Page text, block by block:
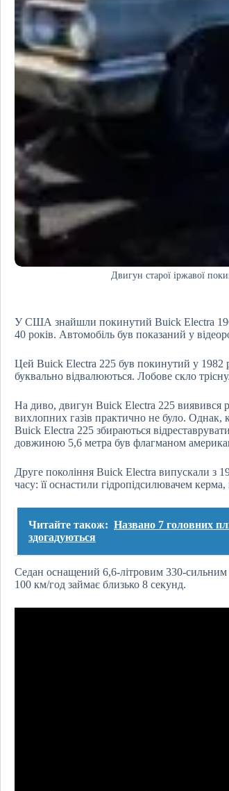
Двигун старої іржавої
У США знайшли покинутий Buick Electra
40 років. Автомобіль був показаний у
Цей Buick Electra 225 був покинутий у 1982
буквально відвалюються. Лобове скло
На диво, двигун Buick Electra 225 виявився
вихлопних газів практично не було. Однак,
Buick Electra 225 збираються
довжиною 5,6 метра був флагманом
Друге покоління Buick Electra випускали з
часу: її оснастили гідропідсилювачем
Читайте також: Названо 7 головних
здогадуються
Седан оснащений 6,6-літровим 330-сильним
100 км/год займає близько 8 секунд.